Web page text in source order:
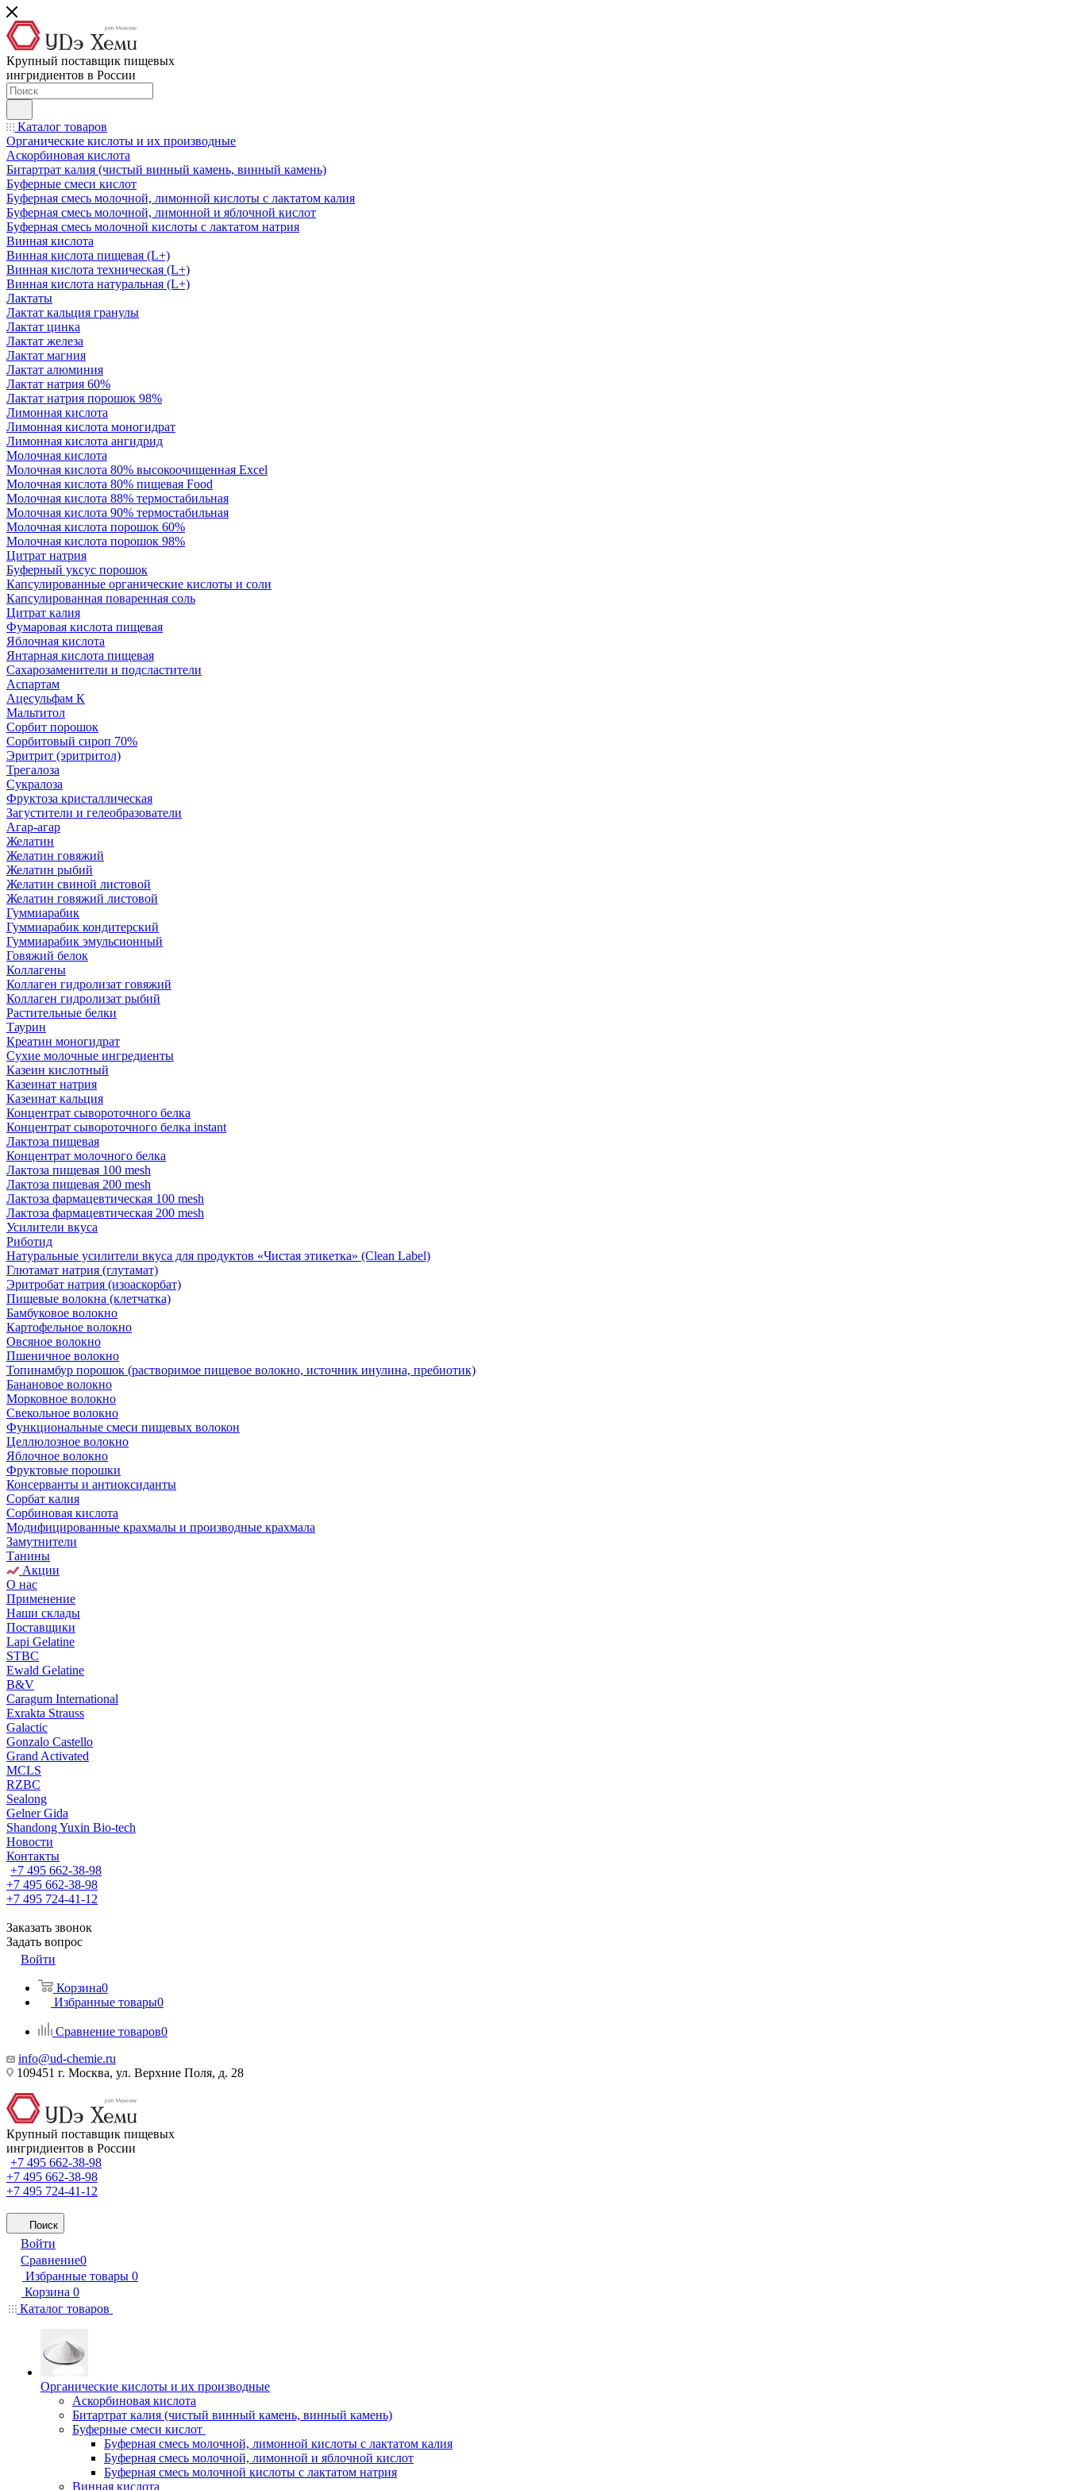
Крупный поставщик пищевых
ингридиентов в России
Каталог товаров
Органические кислоты и их производные
Аскорбиновая кислота
Битартрат калия (чистый винный камень, винный камень)
Буферные смеси кислот
Буферная смесь молочной, лимонной кислоты с лактатом калия
Буферная смесь молочной, лимонной и яблочной кислот
Буферная смесь молочной кислоты с лактатом натрия
Винная кислота
Винная кислота пищевая (L+)
Винная кислота техническая (L+)
Винная кислота натуральная (L+)
Лактаты
Лактат кальция гранулы
Лактат цинка
Лактат железа
Лактат магния
Лактат алюминия
Лактат натрия 60%
Лактат натрия порошок 98%
Лимонная кислота
Лимонная кислота моногидрат
Лимонная кислота ангидрид
Молочная кислота
Молочная кислота 80% высокоочищенная Excel
Молочная кислота 80% пищевая Food
Молочная кислота 88% термостабильная
Молочная кислота 90% термостабильная
Молочная кислота порошок 60%
Молочная кислота порошок 98%
Цитрат натрия
Буферный уксус порошок
Капсулированные органические кислоты и соли
Капсулированная поваренная соль
Цитрат калия
Фумаровая кислота пищевая
Яблочная кислота
Янтарная кислота пищевая
Сахарозаменители и подсластители
Аспартам
Ацесульфам К
Мальтитол
Сорбит порошок
Сорбитовый сироп 70%
Эритрит (эритритол)
Трегалоза
Сукралоза
Фруктоза кристаллическая
Загустители и гелеобразователи
Агар-агар
Желатин
Желатин говяжий
Желатин рыбий
Желатин свиной листовой
Желатин говяжий листовой
Гуммиарабик
Гуммиарабик кондитерский
Гуммиарабик эмульсионный
Говяжий белок
Коллагены
Коллаген гидролизат говяжий
Коллаген гидролизат рыбий
Растительные белки
Таурин
Креатин моногидрат
Сухие молочные ингредиенты
Казеин кислотный
Казеинат натрия
Казеинат кальция
Концентрат сывороточного белка
Концентрат сывороточного белка instant
Лактоза пищевая
Концентрат молочного белка
Лактоза пищевая 100 mesh
Лактоза пищевая 200 mesh
Лактоза фармацевтическая 100 mesh
Лактоза фармацевтическая 200 mesh
Усилители вкуса
Риботид
Натуральные усилители вкуса для продуктов «Чистая этикетка» (Clean Label)
Глютамат натрия (глутамат)
Эритробат натрия (изоаскорбат)
Пищевые волокна (клетчатка)
Бамбуковое волокно
Картофельное волокно
Овсяное волокно
Пшеничное волокно
Топинамбур порошок (растворимое пищевое волокно, источник инулина, пребиотик)
Банановое волокно
Морковное волокно
Свекольное волокно
Функциональные смеси пищевых волокон
Целлюлозное волокно
Яблочное волокно
Фруктовые порошки
Консерванты и антиоксиданты
Сорбат калия
Сорбиновая кислота
Модифицированные крахмалы и производные крахмала
Замутнители
Танины
Акции
О нас
Применение
Наши склады
Поставщики
Lapi Gelatine
STBC
Ewald Gelatine
B&V
Caragum International
Exrakta Strauss
Galactic
Gonzalo Castello
Grand Activated
MCLS
RZBC
Sealong
Gelner Gida
Shandong Yuxin Bio-tech
Новости
Контакты
+7 495 662-38-98
+7 495 662-38-98
+7 495 724-41-12
Заказать звонок
Задать вопрос
Войти
Корзина0
Избранные товары0
Сравнение товаров0
info@ud-chemie.ru
109451 г. Москва, ул. Верхние Поля, д. 28
Крупный поставщик пищевых
ингридиентов в России
+7 495 662-38-98
+7 495 662-38-98
+7 495 724-41-12
Поиск
Войти
Сравнение0
Избранные товары 0
Корзина 0
Каталог товаров
Органические кислоты и их производные
Аскорбиновая кислота
Битартрат калия (чистый винный камень, винный камень)
Буферные смеси кислот
Буферная смесь молочной, лимонной кислоты с лактатом калия
Буферная смесь молочной, лимонной и яблочной кислот
Буферная смесь молочной кислоты с лактатом натрия
Винная кислота